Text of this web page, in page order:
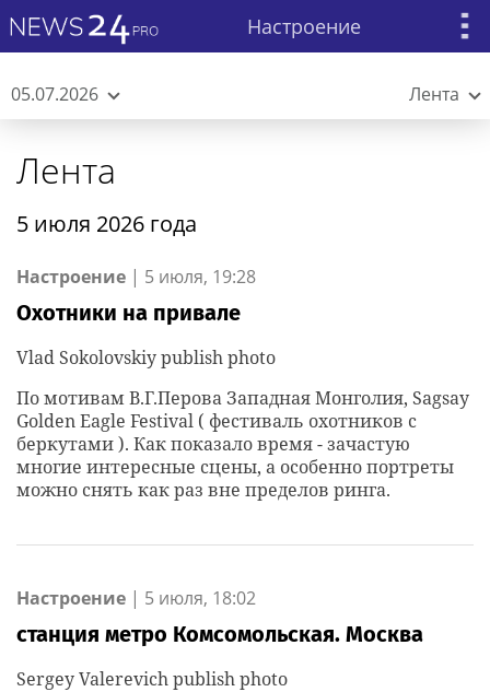
Настроение
05.07.2026 Лента
Лента
5 июля 2026 года
Настроение | 5 июля, 19:28
Охотники на привале
Vlad Sokolovskiy publish photo
По мотивам В.Г.Перова Западная Монголия, Sagsay
Golden Eagle Festival ( фестиваль охотников с
беркутами ). Как показало время - зачастую
многие интересные сцены, а особенно портреты
можно снять как раз вне пределов ринга.
Настроение | 5 июля, 18:02
станция метро Комсомольская. Москва
Sergey Valerevich publish photo